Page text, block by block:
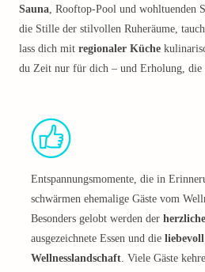
Sauna, Rooftop-Pool und wohltuenden
die Stille der stilvollen Ruheräume,
lass dich mit regionaler Küche
du Zeit nur für dich – und Erholung, die
Entspannungsmomente, die in
schwärmen ehemalige Gäste vom
Besonders gelobt werden der
ausgezeichnete Essen und die
Wellnesslandschaft. Viele Gäste